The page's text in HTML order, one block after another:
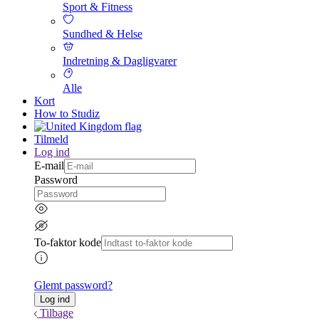
Sport & Fitness
Sundhed & Helse
Indretning & Dagligvarer
Alle
Kort
How to Studiz
Tilmeld
Log ind
E-mail
Password
To-faktor kode
Glemt password?
Tilbage